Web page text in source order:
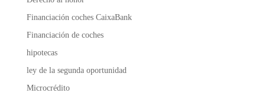
Financiación coches CaixaBank
Financiación de coches
hipotecas
ley de la segunda oportunidad
Microcrédito